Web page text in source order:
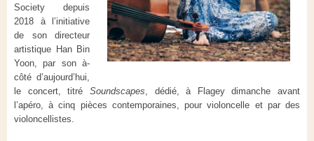
Society depuis
2018 à l’initiative
de son directeur
artistique Han Bin
Yoon, par son à-
côté d’aujourd’hui,
le concert, titré Soundscapes, dédié, à Flagey dimanche avant
l’apéro, à cinq pièces contemporaines, pour violoncelle et par des
violoncellistes.